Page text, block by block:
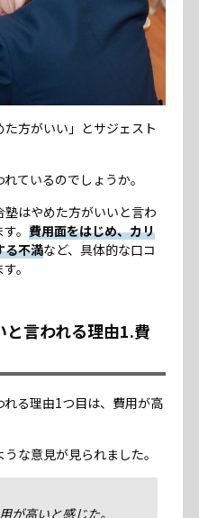
た方がいい」とサジェスト
ているのでしょうか。
はやめた方がいいと言わ
。 費用面をはじめ、カリ
る不満など、具体的な口コ
。
言われる理由1.費
る理由1つ目は、費用が高
な意見が見られました。
が高いと感じた。